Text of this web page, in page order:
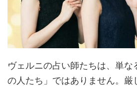
ヴェルニの占い師たちは、単な
の人たち」ではありません。厳